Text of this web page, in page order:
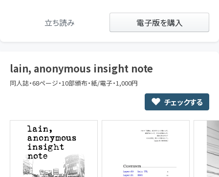
立ち読み 電子版を購入
lain, anonymous insight note
同人誌・68ページ・10部頒布・紙/電子・1,000円
チェックする